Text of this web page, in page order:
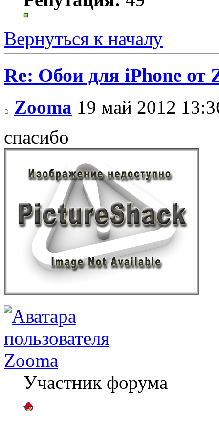
Вернуться к началу
Re: Обои для iPhone от
Zooma 19 май 2012
спасибо
Zooma
Участник форума